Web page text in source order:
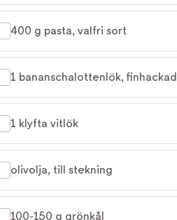
400 g pasta, valfri sort
1 bananschalottenlök, finhackad
1 klyfta vitlök
olivolja, till stekning
100-150 g grönkål